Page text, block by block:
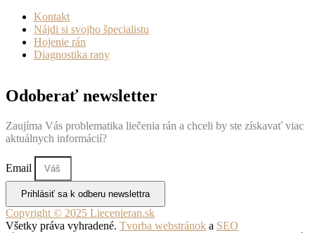
Kontakt
Nájdi si svojho špecialistu
Hojenie rán
Diagnostika rany
Odoberať newsletter
Zaujíma Vás problematika liečenia rán a chceli by ste získavať viac
aktuálnych informácií?
Email
Prihlásiť sa k odberu newslettra
Copyright © 2025 Liecenieran.sk
Všetky práva vyhradené. Tvorba webstránok a SEO